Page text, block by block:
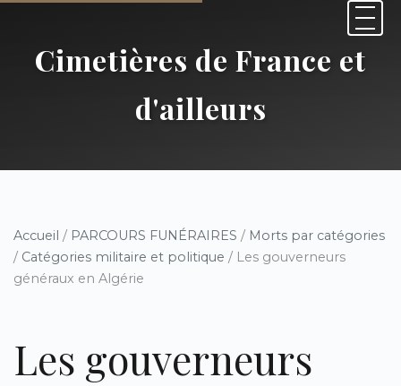
Cimetières de France et
d'ailleurs
Accueil / PARCOURS FUNÉRAIRES / Morts par catégories
/ Catégories militaire et politique / Les gouverneurs
généraux en Algérie
Les gouverneurs